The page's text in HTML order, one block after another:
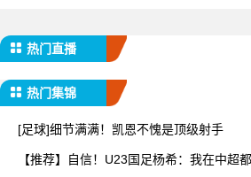
热门直播
热门集锦
[足球]细节满满！凯恩不愧是顶级射手
【推荐】自信！U23国足杨希：我在中超